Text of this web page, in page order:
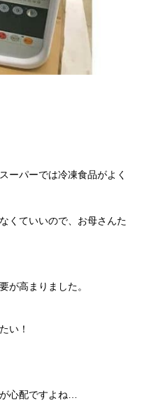
ーパーでは冷凍食品がよく
くていいので、お母さんた
が高まりました。
い！
心配ですよね…